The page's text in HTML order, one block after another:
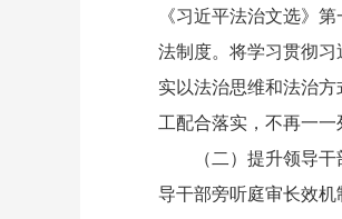
《习近平法治文选》
法制度。将学习贯彻
实以法治思维和法治
工配合落实，不再一一
（二）提升领导干部
导干部旁听庭审长效